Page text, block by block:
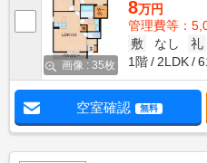
画像 : 35枚
8万円
管理費等：
敷
なし 礼
1階
2LDK
空室確認 無料